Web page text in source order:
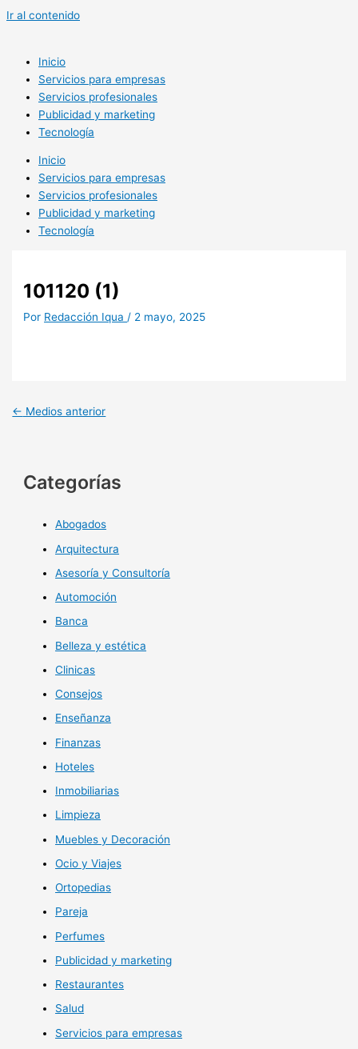
Ir al contenido
Inicio
Servicios para empresas
Servicios profesionales
Publicidad y marketing
Tecnología
Inicio
Servicios para empresas
Servicios profesionales
Publicidad y marketing
Tecnología
101120 (1)
Por Redacción Iqua / 2 mayo, 2025
← Medios anterior
Categorías
Abogados
Arquitectura
Asesoría y Consultoría
Automoción
Banca
Belleza y estética
Clinicas
Consejos
Enseñanza
Finanzas
Hoteles
Inmobiliarias
Limpieza
Muebles y Decoración
Ocio y Viajes
Ortopedias
Pareja
Perfumes
Publicidad y marketing
Restaurantes
Salud
Servicios para empresas